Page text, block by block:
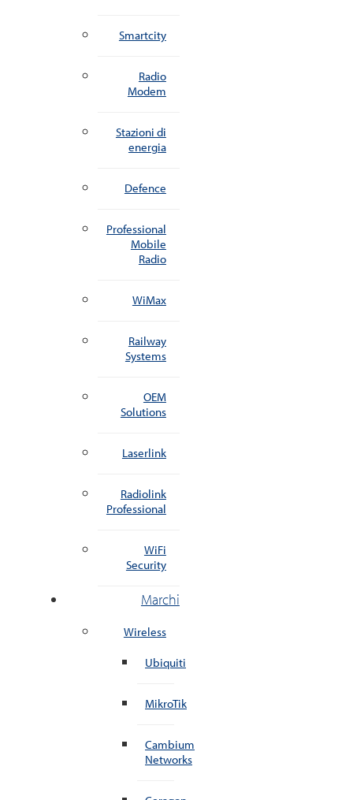
Smartcity
Radio
Modem
Stazioni di
energia
Defence
Professional
Mobile
Radio
WiMax
Railway
Systems
OEM
Solutions
Laserlink
Radiolink
Professional
WiFi
Security
Marchi
Wireless
Ubiquiti
MikroTik
Cambium
Networks